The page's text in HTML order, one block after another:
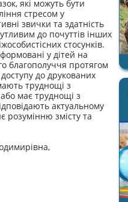
які можуть бути
стресом у
звички та здатність
до почуттів інших
стосунків.
у дітей на
благополуччя протягом
до друкованих
труднощі з
має труднощі з
актуальному
розумінню змісту та